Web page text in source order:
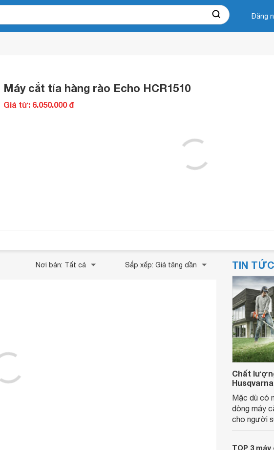
Đăng
Máy cắt tỉa hàng rào Echo HCR1510
Giá từ: 6.050.000 đ
Nơi bán: Tất cả Sắp xếp: Giá tăng dần TIN
Chất
Mặc dù có
dòng máy
cho người
TOP 3